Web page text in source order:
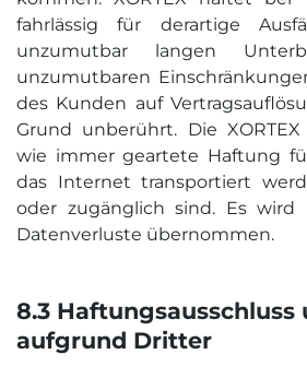
fahrlässig für derartige
unzumutbar langen
unzumutbaren
des Kunden auf
Grund unberührt. Die
wie immer geartete Haftung
das Internet transportiert
oder zugänglich sind. Es
Datenverluste übernommen.
8.3 Haftungs­ausschluss
aufgrund Dritter